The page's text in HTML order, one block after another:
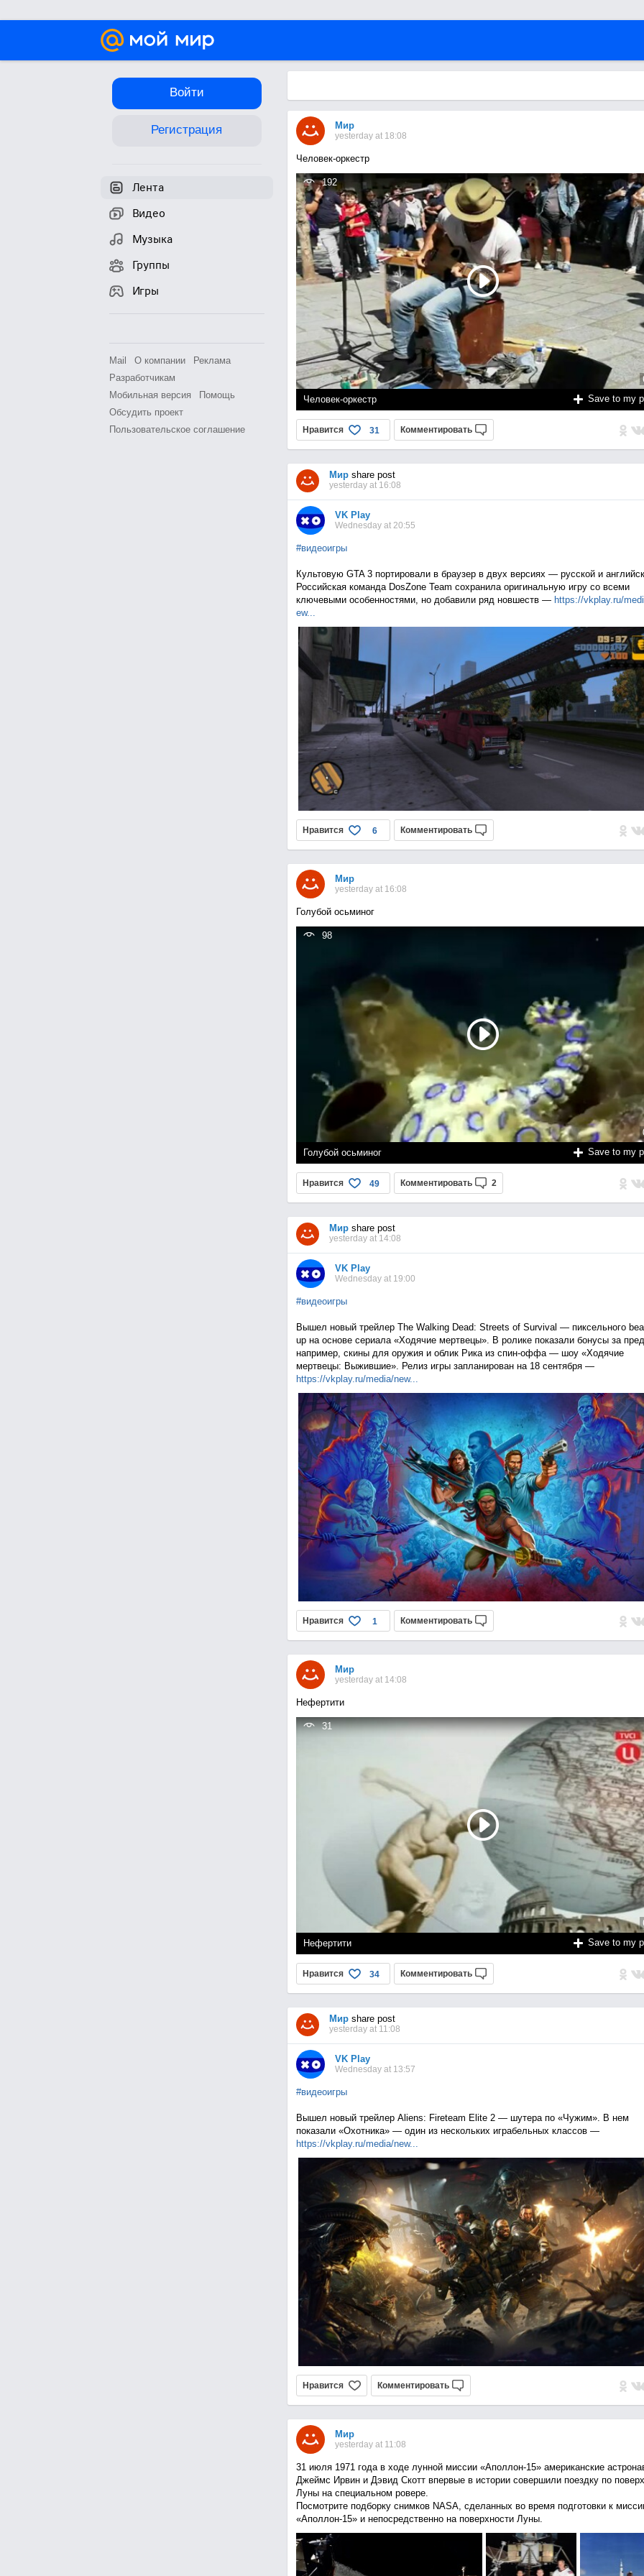
Войти
Регистрация
Лента
Видео
Музыка
Группы
Игры
Mail О компании
Реклама
Разработчикам
Мобильная версия
Помощь
Обсудить проект
Пользовательское соглашение
Мир
yesterday at 18:08
Человек-оркестр
192
Человек-оркестр Save to my
Нравится 31 Комментировать
Мирshare post
yesterday at 16:08
VK Play
Wednesday at 20:55
#видеоигры
Культовую GTA 3 портировали в браузер в двух версиях — русской и
Российская команда DosZone Team сохранила оригинальную игру со всеми
ключевыми особенностями, но добавили ряд новшеств — https://vkplay.ru/
ew...
Нравится 6 Комментировать
Мир
yesterday at 16:08
Голубой осьминог
98
Голубой осьминог Save to my
Нравится 49 Комментировать 2
Мирshare post
yesterday at 14:08
VK Play
Wednesday at 19:00
#видеоигры
Вышел новый трейлер The Walking Dead: Streets of Survival — пиксельного
up на основе сериала «Ходячие мертвецы». В ролике показали бонусы за
например, скины для оружия и облик Рика из спин-оффа — шоу «Ходячие
мертвецы: Выжившие». Релиз игры запланирован на 18 сентября —
https://vkplay.ru/media/new...
Нравится 1 Комментировать
Мир
yesterday at 14:08
Нефертити
31
Нефертити Save to my
Нравится 34 Комментировать
Мирshare post
yesterday at 11:08
VK Play
Wednesday at 13:57
#видеоигры
Вышел новый трейлер Aliens: Fireteam Elite 2 — шутера по «Чужим». В нем
показали «Охотника» — один из нескольких играбельных классов —
https://vkplay.ru/media/new...
Нравится Комментировать
Мир
yesterday at 11:08
31 июля 1971 года в ходе лунной миссии «Аполлон-15» американские
Джеймс Ирвин и Дэвид Скотт впервые в истории совершили поездку по
Луны на специальном ровере.
Посмотрите подборку снимков NASA, сделанных во время подготовки к
«Аполлон-15» и непосредственно на поверхности Луны.